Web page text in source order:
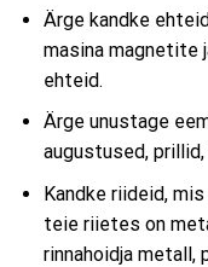
Ärge kandke
masina magnetite
ehteid.
Ärge unustage
augustused,
Kandke riideid,
teie riietes on
rinnahoidja metall,